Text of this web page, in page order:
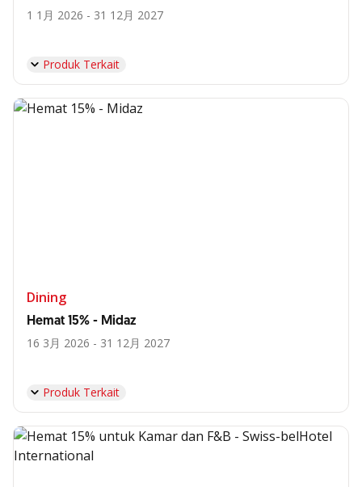
1 1月 2026 - 31 12月 2027
Produk Terkait
Dining
Hemat 15% - Midaz
16 3月 2026 - 31 12月 2027
Produk Terkait